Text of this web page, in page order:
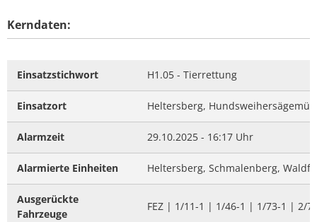
Kerndaten:
Einsatzstichwort H1.05 - Tierrettung
Einsatzort Heltersberg,
Alarmzeit 29.10.2025 - 16:17 Uhr
Alarmierte Einheiten Heltersberg, Schmalenberg,
Ausgerückte
Fahrzeuge
FEZ | 1/11-1 | 1/46-1 | 1/73-1 | 2/